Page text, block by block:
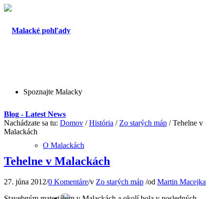
Spoznajte Malacky
O Malackách
Blog - Latest News
Nachádzate sa tu: Domov / História / Zo starých máp / Tehelne v
Malackách
Tehelne v Malackách
27. júna 2012/0 Komentáre/v Zo starých máp /od Martin Macejka